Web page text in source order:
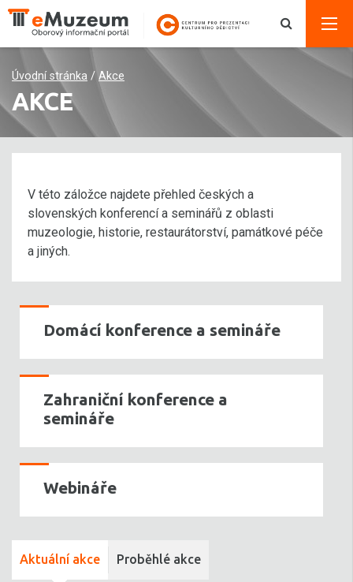
Úvodní stránka / Akce
AKCE
V této záložce najdete přehled českých a
slovenských konferencí a seminářů z oblasti
muzeologie, historie, restaurátorství, památkové péče
a jiných.
Domácí konference a semináře
Zahraniční konference a
semináře
Webináře
Aktuální akce Proběhlé akce